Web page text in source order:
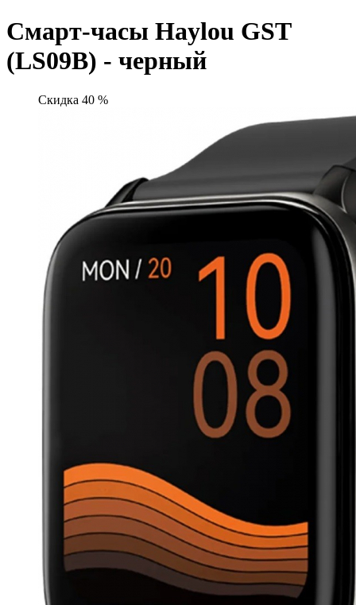
Смарт-часы Haylou GST
(LS09B) - черный
Скидка 40 %